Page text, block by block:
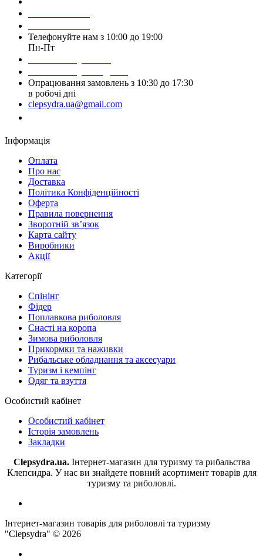
Телефонуйте нам з 10:00 до 19:00
Пн-Пт
Опрацювання замовлень з 10:30 до 17:30
в робочі дні
clepsydra.ua@gmail.com
Інформація
Оплата
Про нас
Доставка
Політика Конфіденційності
Оферта
Правила повернення
Зворотній зв’язок
Карта сайту
Виробники
Акції
Категорії
Спінінг
Фідер
Поплавкова риболовля
Снасті на коропа
Зимова риболовля
Прикормки та наживки
Рибальське обладнання та аксесуари
Туризм і кемпінг
Одяг та взуття
Особистий кабінет
Особистий кабінет
Історія замовлень
Закладки
Clepsydra.ua. Інтернет-магазин для туризму та рибальства
Клепсидра. У нас ви знайдете повний асортимент товарів для
туризму та риболовлі.
Інтернет-магазин товарів для риболовлі та туризму
"Clepsydra" © 2026